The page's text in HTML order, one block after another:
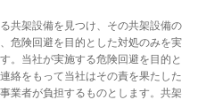
共架設備を見つけ、その共架設備の
危険回避を目的とした対処のみを実
。当社が実施する危険回避を目的と
絡をもって当社はその責を果たした
業者が負担するものとします。共架